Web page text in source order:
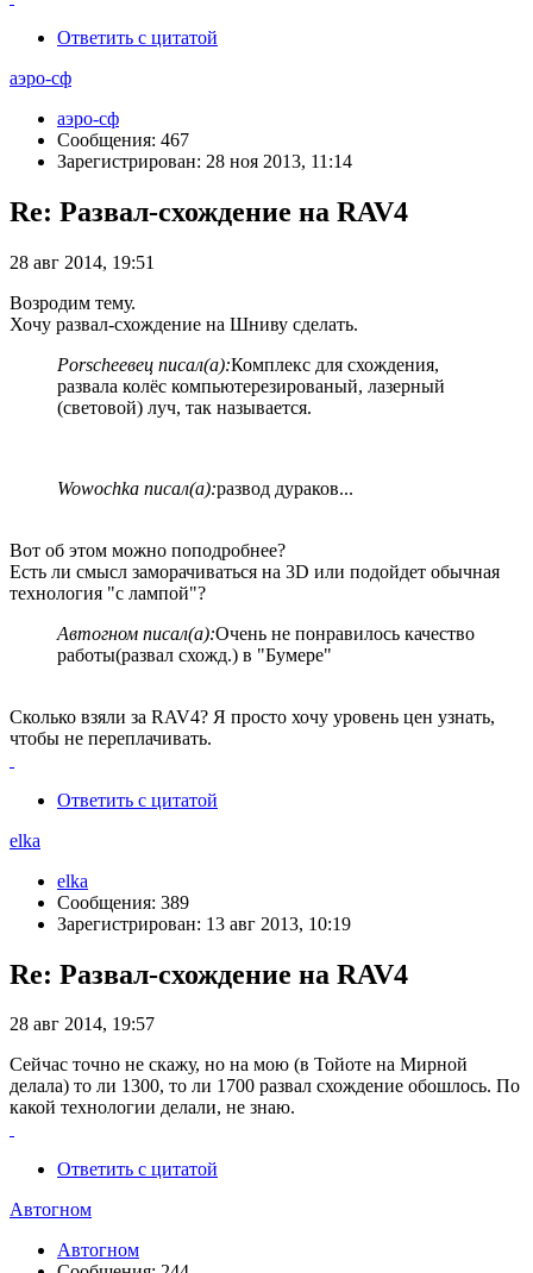
Ответить с цитатой
аэро-сф
аэро-сф
Сообщения: 467
Зарегистрирован: 28 ноя 2013, 11:14
Re: Развал-схождение на RAV4
28 авг 2014, 19:51
Возродим тему.
Хочу развал-схождение на Шниву сделать.
Porscheeвец писал(а):Комплекс для схождения,
развала колёс компьютерезированый, лазерный
(световой) луч, так называется.
Wowochka писал(а):развод дураков...
Вот об этом можно поподробнее?
Есть ли смысл заморачиваться на 3D или подойдет обычная
технология "с лампой"?
Автогном писал(а):Очень не понравилось качество
работы(развал схожд.) в "Бумере"
Сколько взяли за RAV4? Я просто хочу уровень цен узнать,
чтобы не переплачивать.
Ответить с цитатой
elka
elka
Сообщения: 389
Зарегистрирован: 13 авг 2013, 10:19
Re: Развал-схождение на RAV4
28 авг 2014, 19:57
Сейчас точно не скажу, но на мою (в Тойоте на Мирной
делала) то ли 1300, то ли 1700 развал схождение обошлось. По
какой технологии делали, не знаю.
Ответить с цитатой
Автогном
Автогном